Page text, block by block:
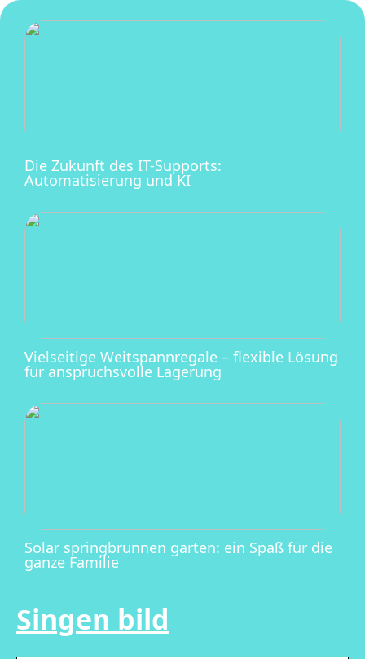
Die Zukunft des IT-Supports:
Automatisierung und KI
Vielseitige Weitspannregale – flexible Lösung
für anspruchsvolle Lagerung
Solar springbrunnen garten: ein Spaß für die
ganze Familie
Singen bild